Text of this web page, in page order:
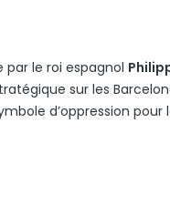
par le roi espagnol
sur les
d’oppression pour